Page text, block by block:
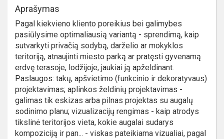
Aprašymas
Pagal kiekvieno kliento poreikius bei galimybes
pasiūlysime optimaliausią variantą - sprendimą, kaip
sutvarkyti privačią sodybą, darželio ar mokyklos
teritoriją, atnaujinti miesto parką ar pratęsti gyvenamą
erdvę terasoje, lodžijoje, jaukiai ją apželdinant.
Paslaugos: takų, apšvietimo (funkcinio ir dekoratyvaus)
projektavimas; aplinkos želdinių projektavimas -
galimas tik eskizas arba pilnas projektas su augalų
sodinimo planu; vizualizacijų rengimas - kaip atrodys
tikslinė teritorijos vieta, kokie augalai sudarys
kompoziciją ir pan... - viskas pateikiama vizualiai, pagal